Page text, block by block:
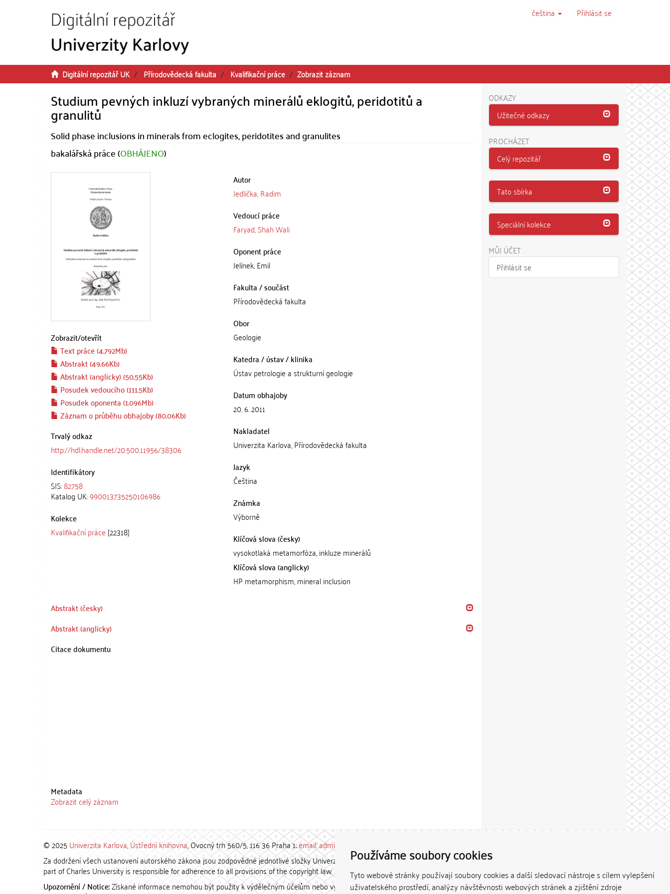
Používáme soubory cookies
Tyto webové stránky používají soubory cookies a další sledovací nástroje s cílem vylepšení
uživatelského prostředí, analýzy návštěvnosti webových stránek a zjištění zdroje
čeština Přihlásit se
Digitální repozitář UK Přírodovědecká fakulta Kvalifikační práce Zobrazit záznam
Studium pevných inkluzí vybraných minerálů eklogitů, peridotitů a
granulitů
Solid phase inclusions in minerals from eclogites, peridotites and granulites
bakalářská práce (OBHÁJENO)
Zobrazit/otevřít
Text práce (4.792Mb)
Abstrakt (49.66Kb)
Abstrakt (anglicky) (50.55Kb)
Posudek vedoucího (111.5Kb)
Posudek oponenta (1.096Mb)
Záznam o průběhu obhajoby (80.06Kb)
Trvalý odkaz
http://hdl.handle.net/20.500.11956/38306
Identifikátory
SIS:82758
Katalog UK:990013735250106986
Kolekce
Kvalifikační práce [22318]
Autor
Jedlička, Radim
Vedoucí práce
Faryad, Shah Wali
Oponent práce
Jelínek, Emil
Fakulta / součást
Přírodovědecká fakulta
Obor
Geologie
Katedra / ústav / klinika
Ústav petrologie a strukturní geologie
Datum obhajoby
20. 6. 2011
Nakladatel
Univerzita Karlova, Přírodovědecká fakulta
Jazyk
Čeština
Známka
Výborně
Klíčová slova (česky)
vysokotlaká metamorfóza, inkluze minerálů
Klíčová slova (anglicky)
HP metamorphism, mineral inclusion
Abstrakt (česky)
Abstrakt (anglicky)
Citace dokumentu
Metadata
Zobrazit celý záznam
ODKAZY
Užitečné odkazy
PROCHÁZET
Celý repozitář
Tato sbírka
Speciální kolekce
MŮJ ÚČET
Přihlásit se
© 2025 Univerzita Karlova,Ústřední knihovna, Ovocný trh 560/5, 116 36 Praha 1;email: admin-repozitar [at] cuni.cz
Za dodržení všech ustanovení autorského zákona jsou zodpovědné jednotlivé složky Univerzity Karlovy. / Each constituent
part of Charles University is responsible for adherence to all provisions of the copyright law.
Upozornění / Notice:Získané informace nemohou být použity k výdělečným účelům nebo vydávány za studijní, vědeckou